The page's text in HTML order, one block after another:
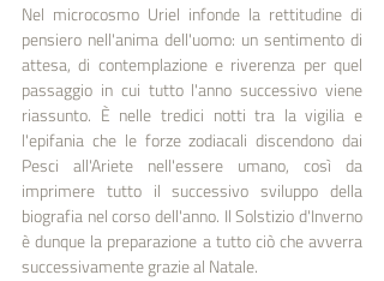
Nel microcosmo Uriel infonde la rettitudine di
pensiero nell'anima dell'uomo: un sentimento di
attesa, di contemplazione e riverenza per quel
passaggio in cui tutto l'anno successivo viene
riassunto. È nelle tredici notti tra la vigilia e
l'epifania che le forze zodiacali discendono dai
Pesci all'Ariete nell'essere umano, così da
imprimere tutto il successivo sviluppo della
biografia nel corso dell'anno. Il Solstizio d'Inverno
è dunque la preparazione a tutto ciò che avverra
successivamente grazie al Natale.